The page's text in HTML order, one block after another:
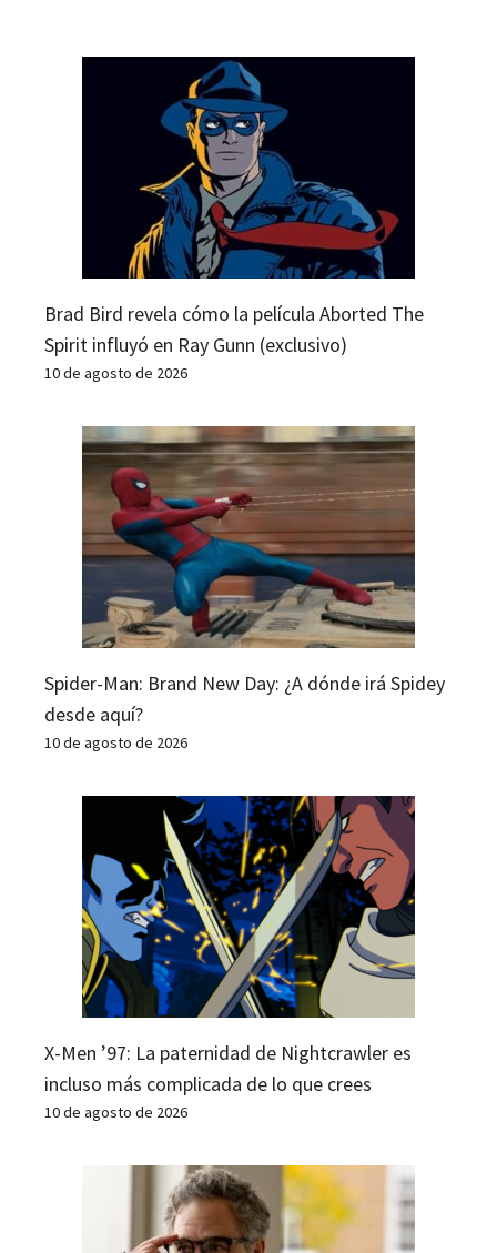
Brad Bird revela cómo la película Aborted The
Spirit influyó en Ray Gunn (exclusivo)
10 de agosto de 2026
Spider-Man: Brand New Day: ¿A dónde irá Spidey
desde aquí?
10 de agosto de 2026
X-Men ’97: La paternidad de Nightcrawler es
incluso más complicada de lo que crees
10 de agosto de 2026